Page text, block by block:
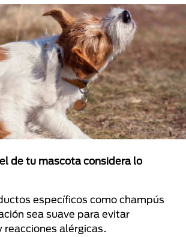
de tu mascota considera lo
específicos como champús
sea suave para evitar
reacciones alérgicas.